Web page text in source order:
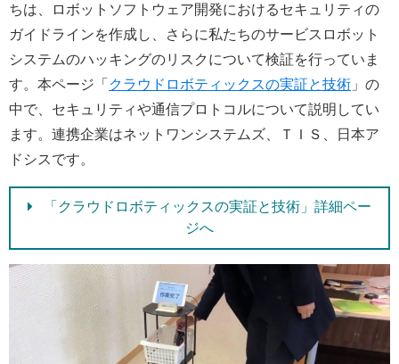
ちは、ロボットソフトウェア開発におけるセキュリティの
ガイドラインを作成し、さらに私たちのサービスロボット
システムのハッキングのリスクについて検証を行っていま
す。本ページ「クラウドロボティックスの実証と技術 」の
中で、セキュリティや通信プロトコルについて説明してい
ます。連携企業はネットワンシステムズ、ＴＩＳ、日本ア
ドシスです。
「クラウドロボティックスの実証と技術」詳細ペー
ジへ